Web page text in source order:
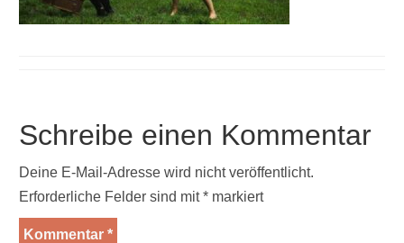
Schreibe einen Kommentar
Deine E-Mail-Adresse wird nicht veröffentlicht.
Erforderliche Felder sind mit* markiert
Kommentar*